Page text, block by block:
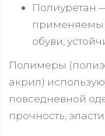
Полиуретан
обуви,
Полимеры
акрил)
повседневной
прочность,